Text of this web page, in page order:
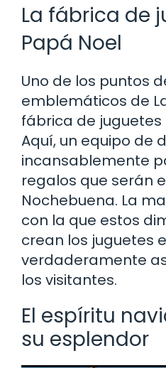
La fábrica de
Papá Noel
Uno de los puntos
emblemáticos de
fábrica de juguetes
Aquí, un equipo de
incansablemente
regalos que serán
Nochebuena. La
con la que estos
crean los juguetes
verdaderamente
los visitantes.
El espíritu
su esplendor